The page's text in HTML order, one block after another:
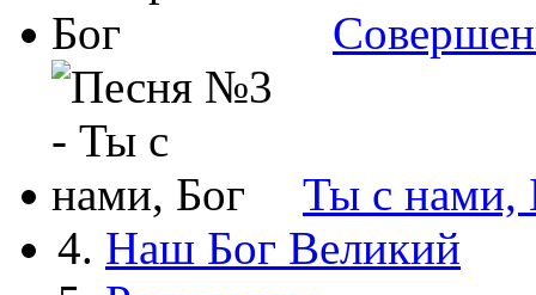
Ты с нами,
4. Наш Бог Великий